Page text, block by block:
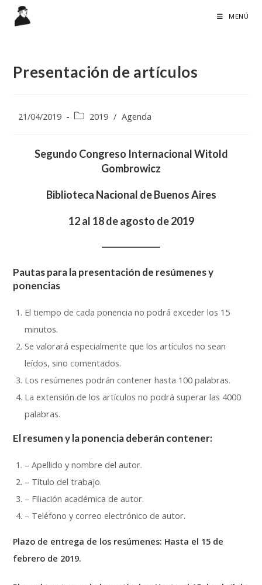
MENÚ
Presentación de artículos
Publicación
entrada:
21/04/2019
Categoría
entrada:
2019 / Agenda
Segundo Congreso Internacional Witold
Gombrowicz
Biblioteca Nacional de Buenos Aires
12 al 18 de agosto de 2019
Pautas para la presentación de resúmenes y
ponencias
El tiempo de cada ponencia no podrá exceder los 15
minutos.
Se valorará especialmente que los artículos no sean
leídos, sino comentados.
Los resúmenes podrán contener hasta 100 palabras.
La extensión de los artículos no podrá superar las 4000
palabras.
El resumen y la ponencia deberán contener:
– Apellido y nombre del autor.
– Título del trabajo.
– Filiación académica de autor.
– Teléfono y correo electrónico de autor.
Plazo de entrega de los resúmenes: Hasta el 15 de
febrero de 2019.